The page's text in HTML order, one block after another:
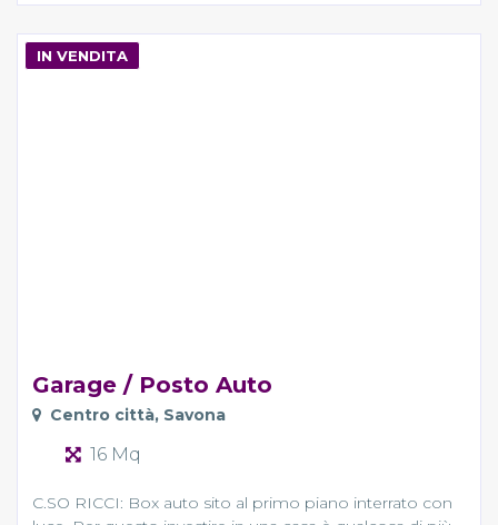
IN VENDITA
Garage / Posto Auto
Centro città, Savona
16 Mq
C.SO RICCI: Box auto sito al primo piano interrato con